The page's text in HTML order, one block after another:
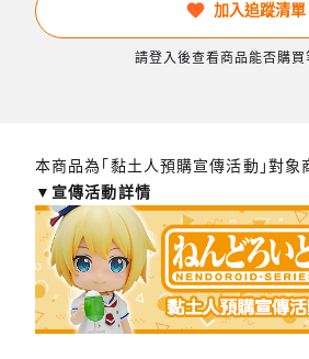
加入追蹤清單
請登入後查看商品能否購買
本商品為「黏土人預購宣傳活動」對象
▼宣傳活動詳情